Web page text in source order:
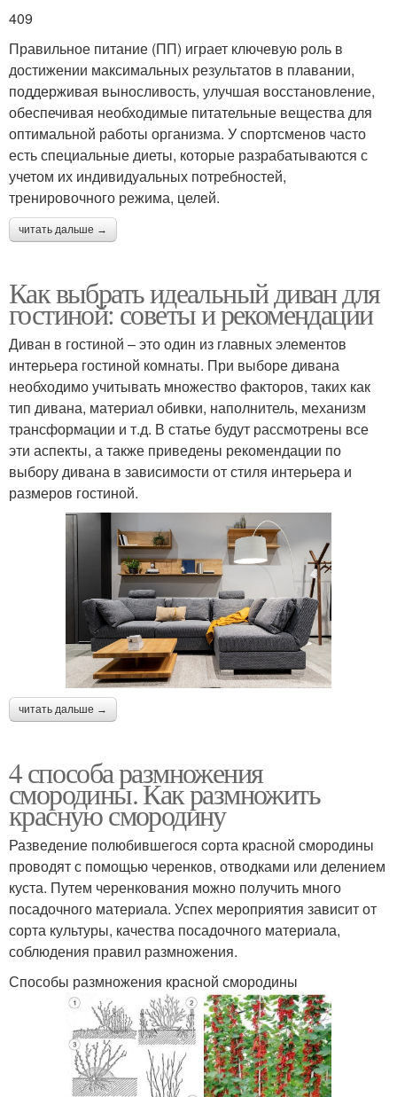
409
Правильное питание (ПП) играет ключевую роль в
достижении максимальных результатов в плавании,
поддерживая выносливость, улучшая восстановление,
обеспечивая необходимые питательные вещества для
оптимальной работы организма. У спортсменов часто
есть специальные диеты, которые разрабатываются с
учетом их индивидуальных потребностей,
тренировочного режима, целей.
читать дальше →
Как выбрать идеальный диван для
гостиной: советы и рекомендации
Диван в гостиной – это один из главных элементов
интерьера гостиной комнаты. При выборе дивана
необходимо учитывать множество факторов, таких как
тип дивана, материал обивки, наполнитель, механизм
трансформации и т.д. В статье будут рассмотрены все
эти аспекты, а также приведены рекомендации по
выбору дивана в зависимости от стиля интерьера и
размеров гостиной.
читать дальше →
4 способа размножения
смородины. Как размножить
красную смородину
Разведение полюбившегося сорта красной смородины
проводят с помощью черенков, отводками или делением
куста. Путем черенкования можно получить много
посадочного материала. Успех мероприятия зависит от
сорта культуры, качества посадочного материала,
соблюдения правил размножения.
Способы размножения красной смородины